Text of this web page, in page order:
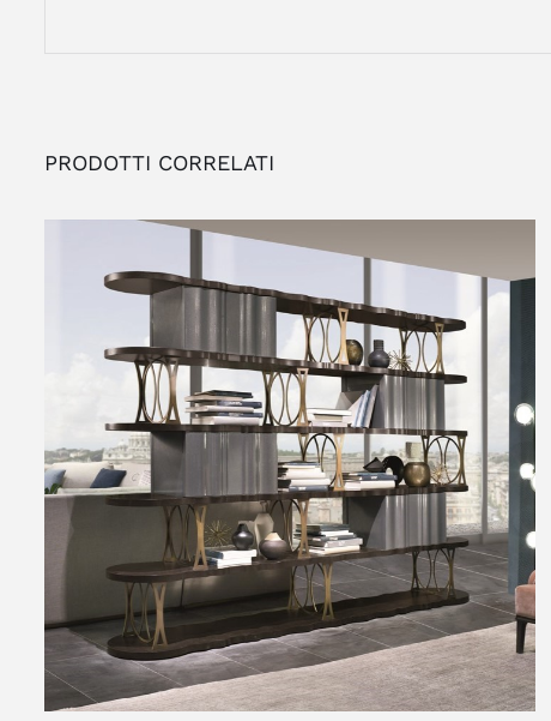
PRODOTTI CORRELATI
AGGIUNGI AL CARRELLO / DETTAGLI